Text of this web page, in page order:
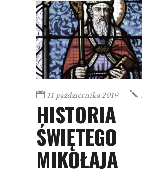
11 października 2019
HISTORIA
ŚWIĘTEGO
MIKOŁAJA